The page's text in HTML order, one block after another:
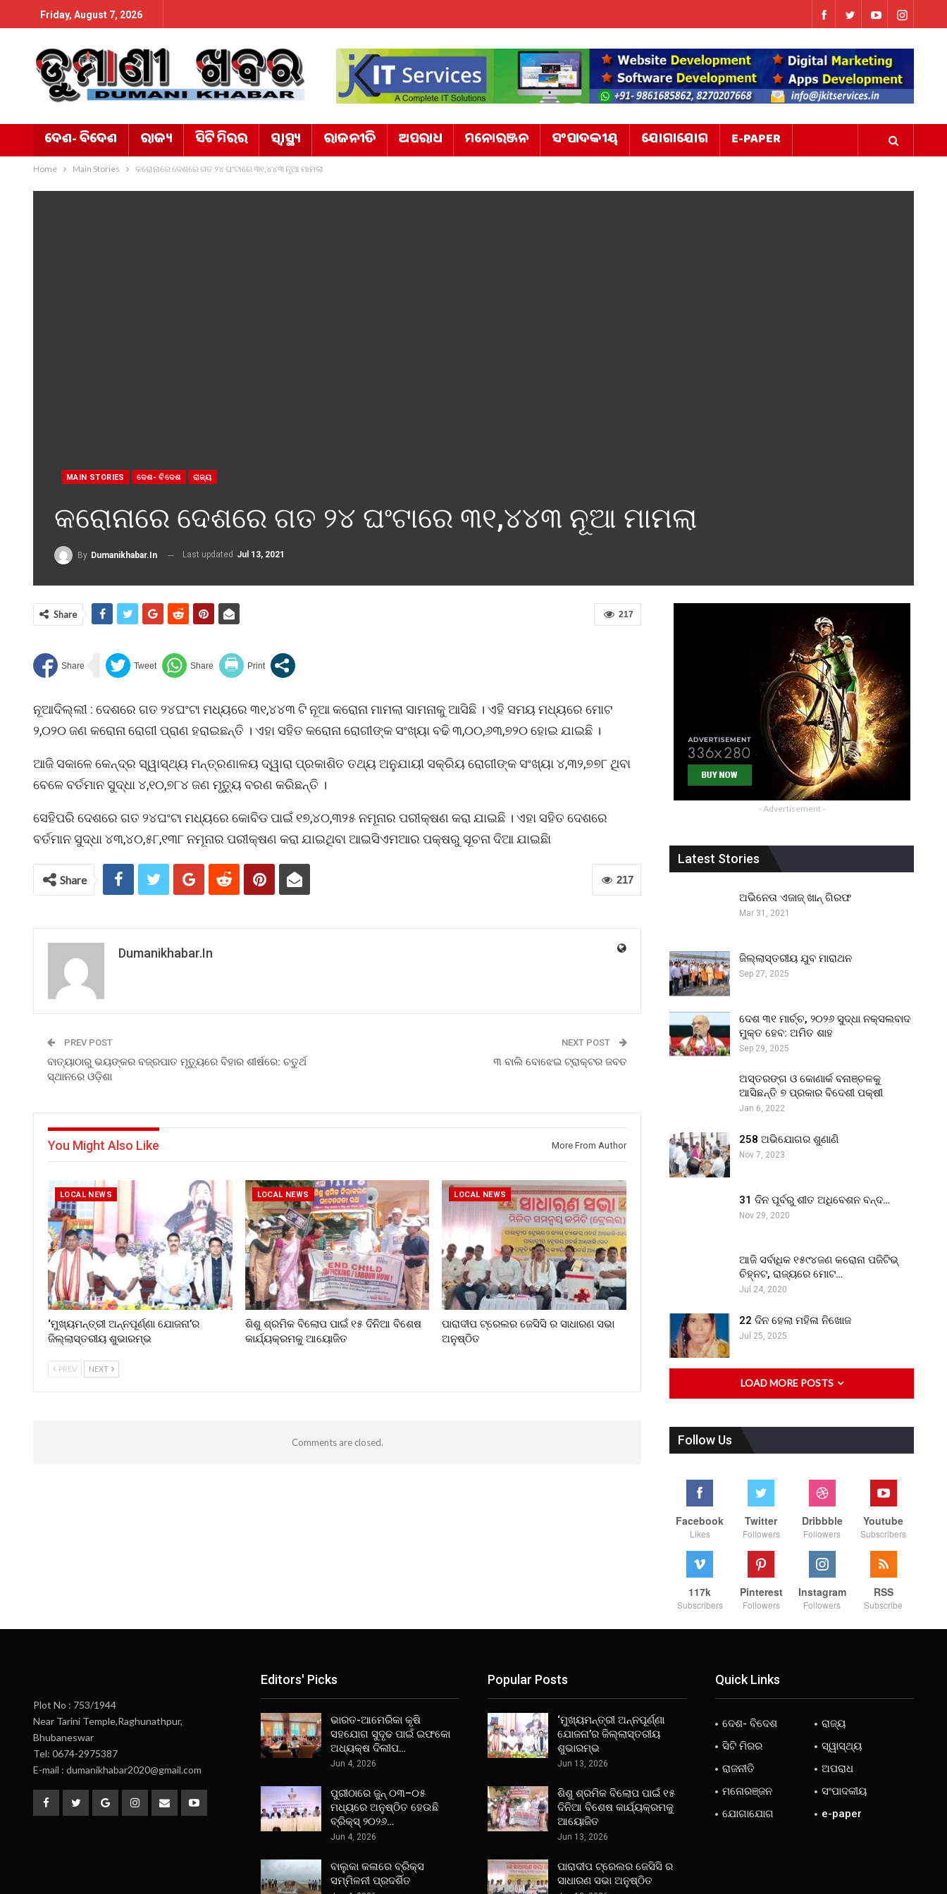
Friday, August 7, 2026
ଦେଶ- ବିଦେଶ ରାଜ୍ୟ ସିଟି ମିରର ସ୍ୱାସ୍ଥ୍ୟ ରାଜନୀତି ଅପରାଧ ମନୋରଞ୍ଜନ ସଂପାଦକୀୟ ଯୋଗାଯୋଗ E-PAPER
Home Main Stories କରୋନାରେ ଦେଶରେ ଗତ ୨୪ ଘଂଟାରେ ୩୧,୪୪୩ ନୂଆ ମାମଲା
MAIN STORIES ଦେଶ- ବିଦେଶ ରାଜ୍ୟ
କରୋନାରେ ଦେଶରେ ଗତ ୨୪ ଘଂଟାରେ ୩୧,୪୪୩ ନୂଆ ମାମଲା
By Dumanikhabar.in Last updated Jul 13, 2021
217
Share
ନୂଆଦିଲ୍ଲୀ : ଦେଶରେ ଗତ ୨୪ଘଂଟା ମଧ୍ୟରେ ୩୧,୪୪୩ ଟି ନୂଆ କରୋନା ମାମଲା ସାମନାକୁ ଆସିଛି । ଏହି ସମୟ ମଧ୍ୟରେ ମୋଟ
୨,୦୨୦ ଜଣ କରୋନା ରୋଗୀ ପ୍ରାଣ ହରାଇଛନ୍ତି । ଏହା ସହିତ କରୋନା ରୋଗୀଙ୍କ ସଂଖ୍ୟା ବଢି ୩,୦୦,୬୩,୭୨୦ ହୋଇ ଯାଇଛି ।
ଆଜି ସକାଳେ କେନ୍ଦ୍ର ସ୍ୱାସ୍ଥ୍ୟ ମନ୍ତ୍ରଣାଳୟ ଦ୍ୱାରା ପ୍ରକାଶିତ ତଥ୍ୟ ଅନୁଯାୟୀ ସକ୍ରିୟ ରୋଗୀଙ୍କ ସଂଖ୍ୟା ୪,୩୨,୭୭୮ ଥିବା
ବେଳେ ବର୍ତମାନ ସୁଦ୍ଧା ୪,୧୦,୭୮୪ ଜଣ ମୃତ୍ୟୁ ବରଣ କରିଛନ୍ତି ।
ସେହିପରି ଦେଶରେ ଗତ ୨୪ଘଂଟା ମଧ୍ୟରେ କୋବିଡ ପାଇଁ ୧୭,୪୦,୩୨୫ ନମୂନାର ପରୀକ୍ଷଣ କରା ଯାଇଛି । ଏହା ସହିତ ଦେଶରେ
ବର୍ତମାନ ସୁଦ୍ଧା ୪୩,୪୦,୫୮,୧୩୮ ନମୂନାର ପରୀକ୍ଷଣ କରା ଯାଇଥିବା ଆଇସିଏମଆର ପକ୍ଷରୁ ସୂଚନା ଦିଆ ଯାଇଛିା
217
Share
Dumanikhabar.in
PREV POST
ବାତ୍ୟାଠାରୁ ଭୟଙ୍କର ବଜ୍ରପାତ ମୃତ୍ୟୁରେ ବିହାର ଶୀର୍ଷରେ: ଚତୁର୍ଥ
ସ୍ଥାନରେ ଓଡ଼ିଶା
NEXT POST
୩ ବାଲି ବୋଝେଇ ଟ୍ରାକ୍ଟର ଜବତ
You Might Also Like More From Author
LOCAL NEWS
‘ମୁଖ୍ୟମନ୍ତ୍ରୀ ଅନ୍ନପୂର୍ଣ୍ଣା ଯୋଜନା’ର
ଜିଲ୍ଲାସ୍ତରୀୟ ଶୁଭାରମ୍ଭ
LOCAL NEWS
ଶିଶୁ ଶ୍ରମିକ ବିଲୋପ ପାଇଁ ୧୫ ଦିନିଆ ବିଶେଷ
କାର୍ଯ୍ୟକ୍ରମକୁ ଆୟୋଜିତ
LOCAL NEWS
ପାରାଦୀପ ଟ୍ରେଲର ଜେସିସି ର ସାଧାରଣ ସଭା
ଅନୁଷ୍ଠିତ
PREV NEXT
Comments are closed.
- Advertisement -
Latest Stories
ଅଭିନେତା ଏଜାଜ୍ ଖାନ୍ ଗିରଫ
Mar 31, 2021
ଜିଲ୍ଲାସ୍ତରୀୟ ଯୁବ ମାରାଥନ
Sep 27, 2025
ଦେଶ ୩୧ ମାର୍ଚ୍ଚ, ୨୦୨୬ ସୁଦ୍ଧା ନକ୍ସଲବାଦ
ମୁକ୍ତ ହେବ: ଅମିତ ଶାହ
Sep 29, 2025
ଅସ୍ତରଙ୍ଗ ଓ କୋଣାର୍କ ବନାଞ୍ଚଳକୁ
ଆସିଛନ୍ତି ୭ ପ୍ରକାର ବିଦେଶୀ ପକ୍ଷୀ
Jan 6, 2022
258 ଅଭିଯୋଗର ଶୁଣାଣି
Nov 7, 2023
31 ଦିନ ପୂର୍ବରୁ ଶୀତ ଅଧିବେଶନ ବନ୍ଦ…
Nov 29, 2020
ଆଜି ସର୍ବାଧିକ ୧୫୯୪ଜଣ କରୋନା ପଜିଟିଭ୍
ଚିହ୍ନଟ, ରାଜ୍ୟରେ ମୋଟ…
Jul 24, 2020
22 ଦିନ ହେଲା ମହିଳା ନିଖୋଜ
Jul 25, 2025
LOAD MORE POSTS
Follow Us
Facebook
Likes
Twitter
Followers
Dribbble
Followers
Youtube
Subscribers
117k
Subscribers
Pinterest
Followers
Instagram
Followers
RSS
Subscribe
Plot No : 753/1944
Near Tarini Temple,Raghunathpur,
Bhubaneswar
Tel: 0674-2975387
E-mail : dumanikhabar2020@gmail.com
Editors' Picks
ଭାରତ-ଆମେରିକା କୃଷି
ସହଯୋଗ ସୁଦୃଢ ପାଇଁ ଇଫକୋ
ଅଧ୍ୟକ୍ଷ ଦିଲୀପ…
Jun 4, 2026
ପୁରୀଠାରେ ଜୁନ୍ ୦୩–୦୫
ମଧ୍ୟରେ ଅନୁଷ୍ଠିତ ହେଉଛି
ବ୍ରିକ୍ସ୍ ୨୦୨୬…
Jun 4, 2026
ବାଲୁକା କଳାରେ ବ୍ରିକ୍ସ
ସମ୍ମିଳନୀ ପ୍ରଦର୍ଶିତ
Popular Posts
‘ମୁଖ୍ୟମନ୍ତ୍ରୀ ଅନ୍ନପୂର୍ଣ୍ଣା
ଯୋଜନା’ର ଜିଲ୍ଲାସ୍ତରୀୟ
ଶୁଭାରମ୍ଭ
Jun 13, 2026
ଶିଶୁ ଶ୍ରମିକ ବିଲୋପ ପାଇଁ ୧୫
ଦିନିଆ ବିଶେଷ କାର୍ଯ୍ୟକ୍ରମକୁ
ଆୟୋଜିତ
Jun 13, 2026
ପାରାଦୀପ ଟ୍ରେଲର ଜେସିସି ର
ସାଧାରଣ ସଭା ଅନୁଷ୍ଠିତ
Quick Links
ଦେଶ- ବିଦେଶ
ରାଜ୍ୟ
ସିଟି ମିରର
ସ୍ୱାସ୍ଥ୍ୟ
ରାଜନୀତି
ଅପରାଧ
ମନୋରଞ୍ଜନ
ସଂପାଦକୀୟ
ଯୋଗାଯୋଗ
e-paper